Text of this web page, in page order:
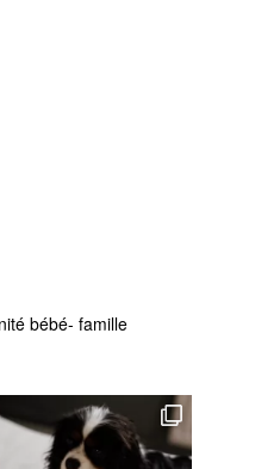
bébé- famille